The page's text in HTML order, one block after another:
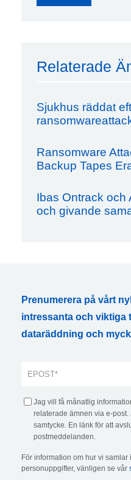
Relaterade
Sjukhus räddat
Ransomware
Backup Tapes
Ibas Ontrack och
och givande
Prenumerera på vårt
intressanta och viktiga
dataräddning och
Jag vill få månatlig
relaterade ämnen via e-
samtycke. En länk för att
postmeddelanden.
För information om hur vi
personuppgifter, vänligen se vår